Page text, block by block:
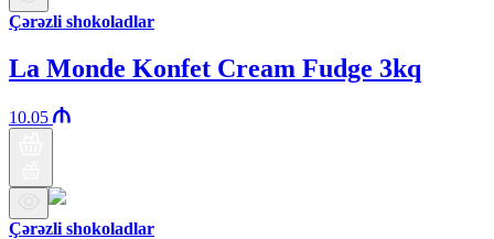
Çərəzli shokoladlar
La Monde Konfet Cream Fudge 3kq
10.05
Çərəzli shokoladlar